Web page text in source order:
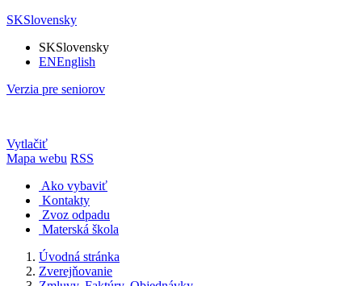
SKSlovensky
SKSlovensky
ENEnglish
Verzia pre seniorov
Vytlačiť
Mapa webu RSS
Ako vybaviť
Kontakty
Zvoz odpadu
Materská škola
Úvodná stránka
Zverejňovanie